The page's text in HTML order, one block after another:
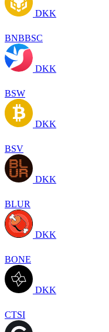
DKK
BNBBSC
DKK
BSW
DKK
BSV
DKK
BLUR
DKK
BONE
DKK
CTSI